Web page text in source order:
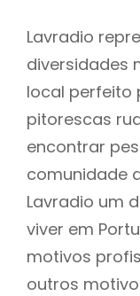
Lavradio
diversidades
local perfeito
pitorescas
encontrar
comunidade
Lavradio um
viver em
motivos
outros